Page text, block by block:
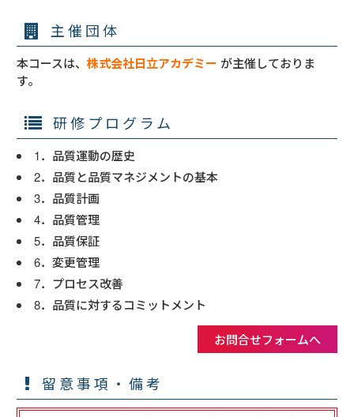
主催団体
本コースは、株式会社日立アカデミー が主催しておりま
す。
研修プログラム
1．品質運動の歴史
2．品質と品質マネジメントの基本
3．品質計画
4．品質管理
5．品質保証
6．変更管理
7．プロセス改善
8．品質に対するコミットメント
お問合せフォームへ
留意事項・備考